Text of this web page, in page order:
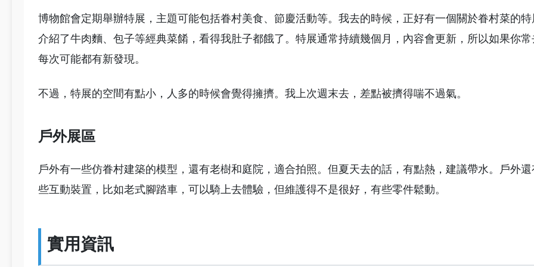
博物館會定期舉辦特展，主題可能包括眷村美食、節慶活動等。我去的時候，正好有一個關於眷村菜的特
介紹了牛肉麵、包子等經典菜餚，看得我肚子都餓了。特展通常持續幾個月，內容會更新，所以如果你常
每次可能都有新發現。
不過，特展的空間有點小，人多的時候會覺得擁擠。我上次週末去，差點被擠得喘不過氣。
戶外展區
戶外有一些仿眷村建築的模型，還有老樹和庭院，適合拍照。但夏天去的話，有點熱，建議帶水。戶外還
些互動裝置，比如老式腳踏車，可以騎上去體驗，但維護得不是很好，有些零件鬆動。
實用資訊